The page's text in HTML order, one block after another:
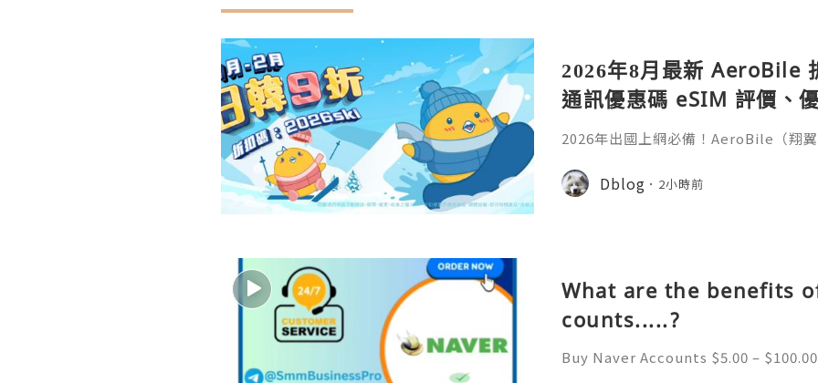
2026年8月最新 AeroBile
通訊優惠碼 eSIM 評價、
教學完整整理
2026年出國上網必備！AeroBile（翔
9折，eSIM評價超高穩定不卡頓，蝴
略全解析。省錢又方便，出國旅行網
Dblog 2小時前
What are the benefits
counts.....?
Buy Naver Accounts $5.00 –